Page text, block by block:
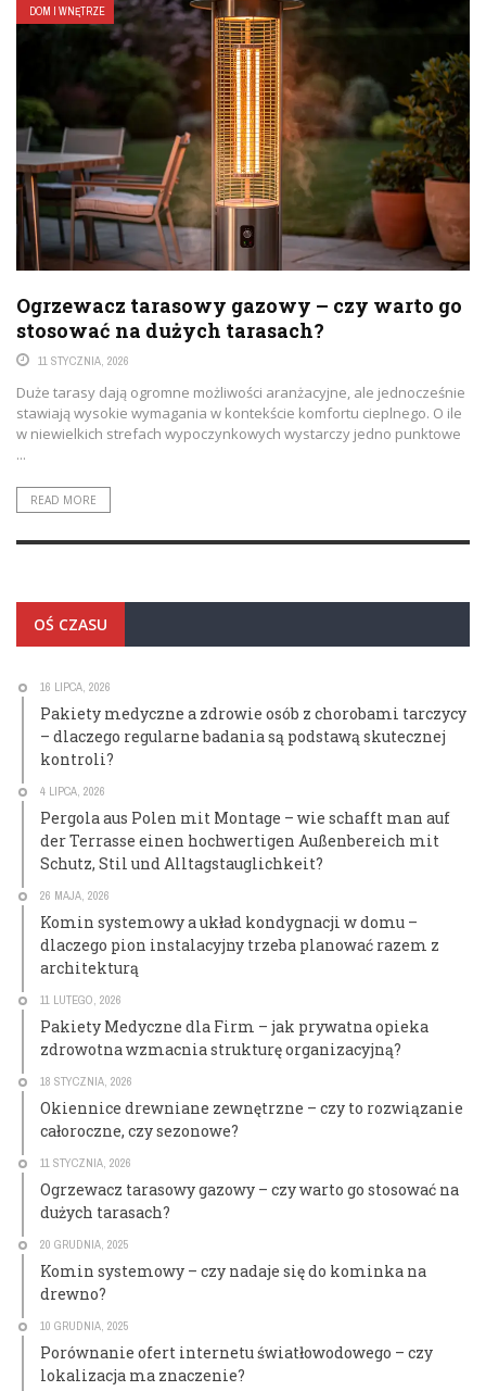
DOM I WNĘTRZE
Ogrzewacz tarasowy gazowy – czy warto go
stosować na dużych tarasach?
11 STYCZNIA, 2026
Duże tarasy dają ogromne możliwości aranżacyjne, ale jednocześnie
stawiają wysokie wymagania w kontekście komfortu cieplnego. O ile
w niewielkich strefach wypoczynkowych wystarczy jedno punktowe
...
READ MORE
OŚ CZASU
16 LIPCA, 2026
Pakiety medyczne a zdrowie osób z chorobami tarczycy
– dlaczego regularne badania są podstawą skutecznej
kontroli?
4 LIPCA, 2026
Pergola aus Polen mit Montage – wie schafft man auf
der Terrasse einen hochwertigen Außenbereich mit
Schutz, Stil und Alltagstauglichkeit?
26 MAJA, 2026
Komin systemowy a układ kondygnacji w domu –
dlaczego pion instalacyjny trzeba planować razem z
architekturą
11 LUTEGO, 2026
Pakiety Medyczne dla Firm – jak prywatna opieka
zdrowotna wzmacnia strukturę organizacyjną?
18 STYCZNIA, 2026
Okiennice drewniane zewnętrzne – czy to rozwiązanie
całoroczne, czy sezonowe?
11 STYCZNIA, 2026
Ogrzewacz tarasowy gazowy – czy warto go stosować na
dużych tarasach?
20 GRUDNIA, 2025
Komin systemowy – czy nadaje się do kominka na
drewno?
10 GRUDNIA, 2025
Porównanie ofert internetu światłowodowego – czy
lokalizacja ma znaczenie?